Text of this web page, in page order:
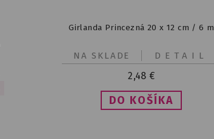
Girlanda Princezná 20 x 12 cm / 6 m
2,48 €
DETAIL
NA SKLADE